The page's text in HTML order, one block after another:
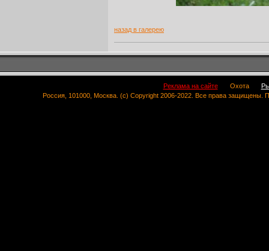
назад в галерею
Реклама на сайте Охота
Россия, 101000, Москва. (c) Copyright 2006-2022. Все права защищены.